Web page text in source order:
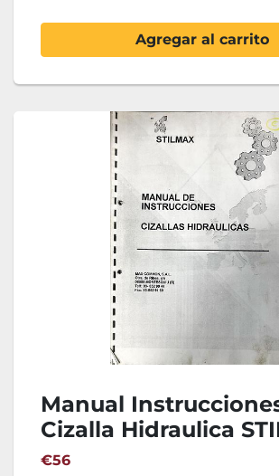
Agregar al carrito
Manual
Cizalla Hidraulica
CH306
€56